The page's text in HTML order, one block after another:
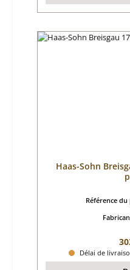
Haas-Sohn
Référence
Délai de